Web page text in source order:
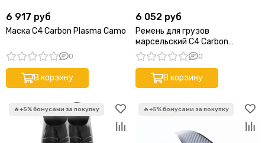
Сибиар
Akuana
Phelps
6 917 руб
Маска C4 Carbon Plasma Camo
0
В корзину
6 052 руб
Ремень для грузов
марсельский C4 Carbon
Marseillaise Black0
В корзину